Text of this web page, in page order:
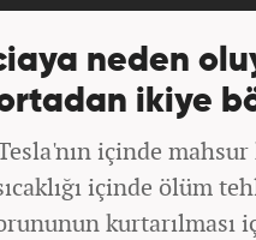
neden
ortadan ikiye
içinde
içinde ölüm
kurtarılması